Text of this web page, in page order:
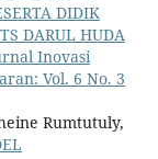
DIDIK
DARUL HUDA
Inovasi
Vol. 6 No. 3
Rumtutuly,